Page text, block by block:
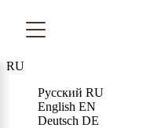
RU
Русский RU
English EN
Deutsch DE